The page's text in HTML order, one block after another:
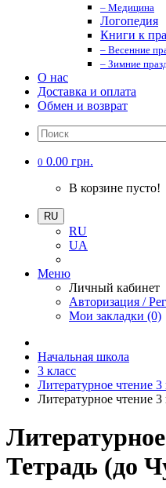
– Медицина
Логопедия
Книги к
– Весенние
– Зимние
О нас
Доставка и оплата
Обмен и возврат
0 0.00 грн.
В корзине пусто!
RU
RU
UA
Меню
Личный кабинет
Авторизация /
Мои закладки (0)
Начальная школа
3 класс
Литературное чтение 3
Литературное чтение
Тетрадь (до